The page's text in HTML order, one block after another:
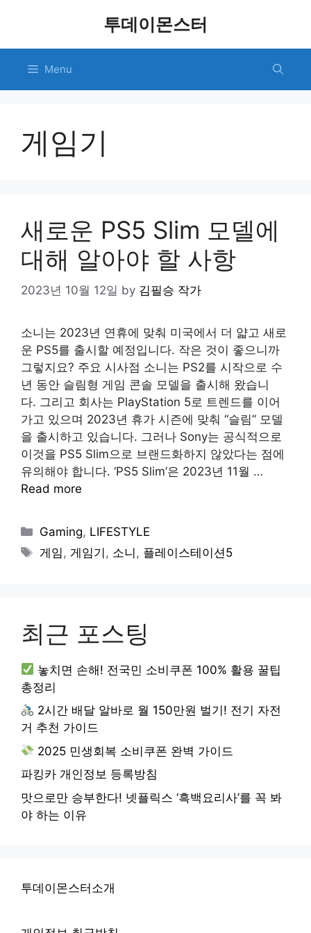
투데이몬스터
Menu
게임기
새로운 PS5 Slim 모델에
대해 알아야 할 사항
2023년 10월 12일 by 김필승 작가
소니는 2023년 연휴에 맞춰 미국에서 더 얇고 새로
운 PS5를 출시할 예정입니다. 작은 것이 좋으니까
그렇지요? 주요 시사점 소니는 PS2를 시작으로 수
년 동안 슬림형 게임 콘솔 모델을 출시해 왔습니
다. 그리고 회사는 PlayStation 5로 트렌드를 이어
가고 있으며 2023년 휴가 시즌에 맞춰 “슬림” 모델
을 출시하고 있습니다. 그러나 Sony는 공식적으로
이것을 PS5 Slim으로 브랜드화하지 않았다는 점에
유의해야 합니다. ‘PS5 Slim’은 2023년 11월 …
Read more
Categories
Gaming, LIFESTYLE
Tags
게임 ,게임기 , 소니 , 플레이스테이션5
최근 포스팅
놓치면 손해! 전국민 소비쿠폰 100% 활용 꿀팁
총정리
2시간 배달 알바로 월 150만원 벌기! 전기 자전
거 추천 가이드
2025 민생회복 소비쿠폰 완벽 가이드
파킹카 개인정보 등록방침
맛으로만 승부한다! 넷플릭스 ‘흑백요리사’를 꼭 봐
야 하는 이유
투데이몬스터소개